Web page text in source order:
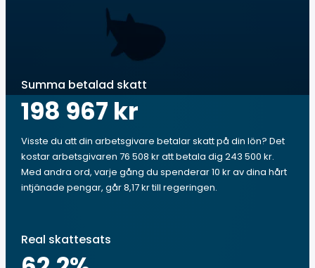
Summa betalad skatt
198 967 kr
Visste du att din arbetsgivare betalar skatt på din lön? Det
kostar arbetsgivaren 76 508 kr att betala dig 243 500 kr.
Med andra ord, varje gång du spenderar 10 kr av dina hårt
intjänade pengar, går 8,17 kr till regeringen.
Real skattesats